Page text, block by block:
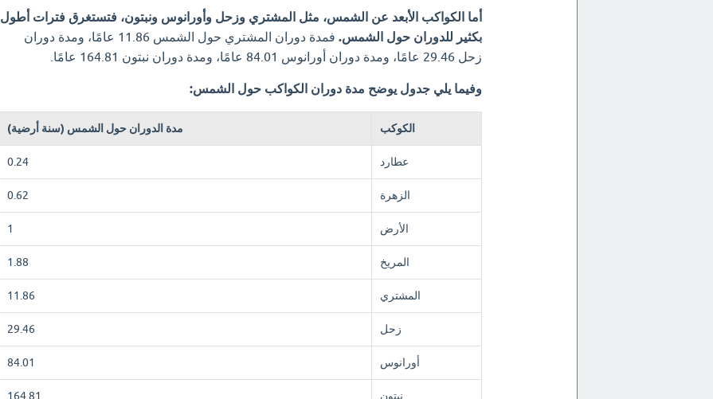
أما الكواكب الأبعد عن الشمس، مثل المشتري وزحل وأورانوس ونبتون، فتستغرق فترات أطول
بكثير للدوران حول الشمس.
فمدة دوران المشتري حول الشمس 11.86 عامًا، ومدة دوران
زحل 29.46 عامًا، ومدة دوران أورانوس 84.01 عامًا، ومدة دوران نبتون 164.81 عامًا.
وفيما يلي جدول يوضح مدة دوران الكواكب حول الشمس:
الكوكب مدة الدوران حول الشمس (سنة أرضية)
عطارد 0.24
الزهرة 0.62
الأرض 1
المريخ 1.88
المشتري 11.86
زحل 29.46
أورانوس 84.01
نبتون 164.81